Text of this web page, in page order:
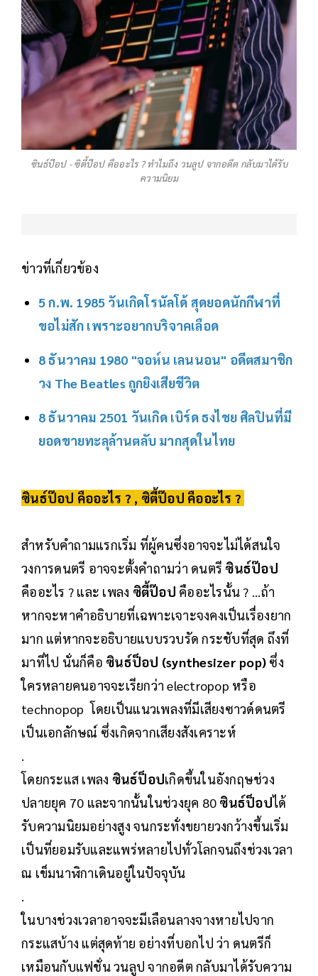
ซินธ์ป๊อป - ซิตี้ป๊อป คืออะไร ? ทำไมถึง วนลูป จากอดีต กลับมาได้รับ
ความนิยม
ข่าวที่เกี่ยวข้อง
5 ก.พ. 1985 วันเกิดโรนัลโด้ สุดยอดนักกีฬาที่
ขอไม่สัก เพราะอยากบริจาคเลือด
8 ธันวาคม 1980 "จอห์น เลนนอน" อดีตสมาชิก
วง The Beatles ถูกยิงเสียชีวิต
8 ธันวาคม 2501 วันเกิด เบิร์ด ธงไชย ศิลปินที่มี
ยอดขายทะลุล้านตลับ มากสุดในไทย
ซินธ์ป๊อป คืออะไร ? , ซิตี้ป๊อป คืออะไร ?
สำหรับคำถามแรกเริ่ม ที่ผู้คนซึ่งอาจจะไม่ได้สนใจ
วงการดนตรี อาจจะตั้งคำถามว่า ดนตรีซินธ์ป๊อป
คืออะไร ? และ เพลง ซิตี้ป๊อป คืออะไรนั้น ? ...ถ้า
หากจะหาคำอธิบายที่เฉพาะเจาะจงคงเป็นเรื่องยาก
มาก แต่หากจะอธิบายแบบรวบรัด กระชับที่สุด ถึงที่
มาที่ไป นั่นก็คือ ซินธ์ป็อป (synthesizer pop) ซึ่ง
ใครหลายคนอาจจะเรียกว่า electropop หรือ
technopop โดยเป็นแนวเพลงที่มีเสียงซาวด์ดนตรี
เป็นเอกลักษณ์ ซึ่งเกิดจากเสียงสังเคราะห์
.
โดยกระแส เพลง ซินธ์ป็อปเกิดขึ้นในอังกฤษช่วง
ปลายยุค 70 และจากนั้นในช่วงยุค 80ซินธ์ป็อปได้
รับความนิยมอย่างสูง จนกระทั่งขยายวงกว้างขึ้นเริ่ม
เป็นที่ยอมรับและแพร่หลายไปทั่วโลกจนถึงช่วงเวลา
ณ เข็มนาฬิกาเดินอยู่ในปัจจุบัน
.
ในบางช่วงเวลาอาจจะมีเลือนลางจางหายไปจาก
กระแสบ้าง แต่สุดท้าย อย่างที่บอกไป ว่า ดนตรีก็
เหมือนกับแฟชั่น วนลูป จากอดีต กลับมาได้รับความ